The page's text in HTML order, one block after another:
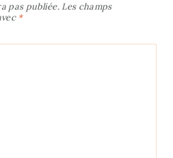
pas publiée. Les champs
*